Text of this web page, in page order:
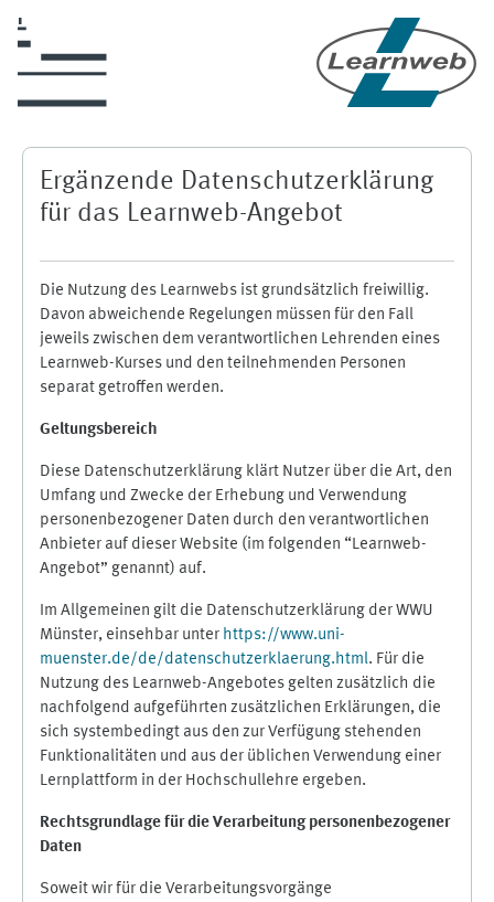
Ergänzende Datenschutzerklärung
für das Learnweb-Angebot
Die Nutzung des Learnwebs ist grundsätzlich freiwillig.
Davon abweichende Regelungen müssen für den Fall
jeweils zwischen dem verantwortlichen Lehrenden eines
Learnweb-Kurses und den teilnehmenden Personen
separat getroffen werden.
Geltungsbereich
Diese Datenschutzerklärung klärt Nutzer über die Art, den
Umfang und Zwecke der Erhebung und Verwendung
personenbezogener Daten durch den verantwortlichen
Anbieter auf dieser Website (im folgenden “Learnweb-
Angebot” genannt) auf.
Im Allgemeinen gilt die Datenschutzerklärung der WWU
Münster, einsehbar unter https://www.uni-
muenster.de/de/datenschutzerklaerung.html. Für die
Nutzung des Learnweb-Angebotes gelten zusätzlich die
nachfolgend aufgeführten zusätzlichen Erklärungen, die
sich systembedingt aus den zur Verfügung stehenden
Funktionalitäten und aus der üblichen Verwendung einer
Lernplattform in der Hochschullehre ergeben.
Rechtsgrundlage für die Verarbeitung personenbezogener
Daten
Soweit wir für die Verarbeitungsvorgänge